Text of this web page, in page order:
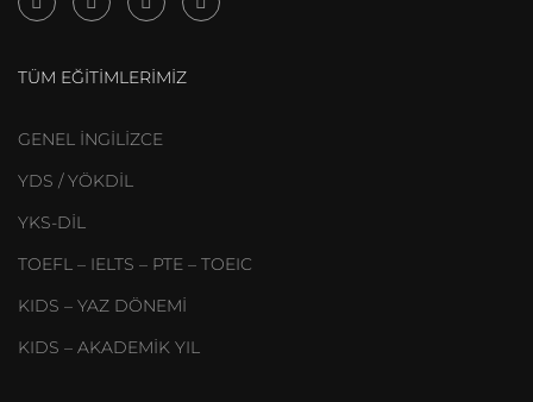
TÜM EĞITIMLERIMIZ
GENEL İNGİLİZCE
YDS / YÖKDİL
YKS-DİL
TOEFL – IELTS – PTE – TOEIC
KIDS – YAZ DÖNEMİ
KIDS – AKADEMİK YIL